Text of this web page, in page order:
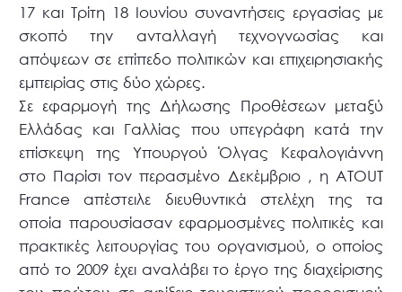
17 και Τρίτη 18 Ιουνίου συναντήσεις εργασίας με
σκοπό την ανταλλαγή τεχνογνωσίας και
απόψεων σε επίπεδο πολιτικών και επιχειρησιακής
εμπειρίας στις δύο χώρες.
Σε εφαρμογή της Δήλωσης Προθέσεων μεταξύ
Ελλάδας και Γαλλίας που υπεγράφη κατά την
επίσκεψη της Υπουργού Όλγας Κεφαλογιάννη
στο Παρίσι τον περασμένο Δεκέμβριο , η ATOUT
France απέστειλε διευθυντικά στελέχη της τα
οποία παρουσίασαν εφαρμοσμένες πολιτικές και
πρακτικές λειτουργίας του οργανισμού, ο οποίος
από το 2009 έχει αναλάβει το έργο της διαχείρισης